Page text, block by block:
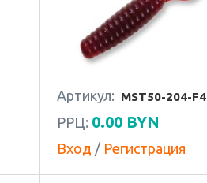
Артикул: MST50-204-F4
РРЦ: 0.00 BYN
Вход / Регистрация